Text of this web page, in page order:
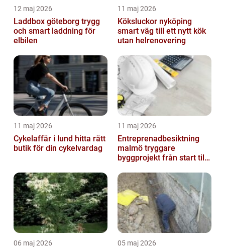
12 maj 2026
Laddbox göteborg trygg
och smart laddning för
elbilen
11 maj 2026
Köksluckor nyköping
smart väg till ett nytt kök
utan helrenovering
11 maj 2026
Cykelaffär i lund hitta rätt
butik för din cykelvardag
11 maj 2026
Entreprenadbesiktning
malmö tryggare
byggprojekt från start till
06 maj 2026 05 maj 2026